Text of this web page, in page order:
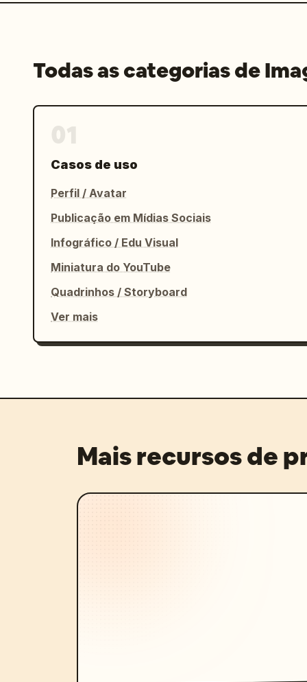
Todas as categorias de
Casos de uso
Perfil / Avatar
Publicação em Mídias Sociais
Infográfico / Edu Visual
Miniatura do YouTube
Quadrinhos / Storyboard
Ver mais
Mais recursos de